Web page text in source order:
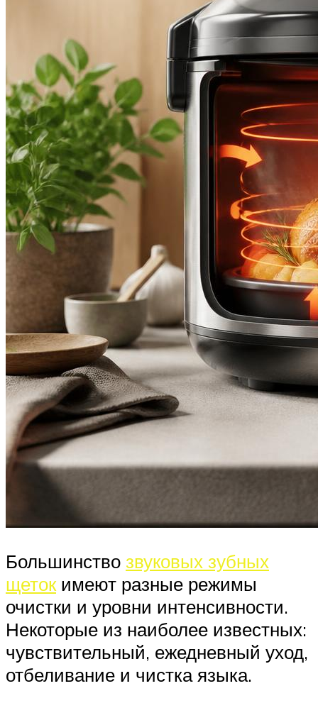
Большинство звуковых зубных
щетокимеют разные режимы
очистки и уровни интенсивности.
Некоторые из наиболее известных:
чувствительный, ежедневный уход,
отбеливание и чистка языка.